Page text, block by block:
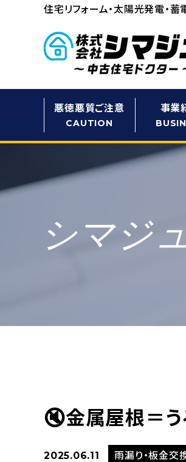
住宅リフォーム・太陽光発電・蓄
悪徳悪質ご注意
CAUTION
事業
シマジ
🔇金属屋根＝
2025.06.11 雨漏り・板金交